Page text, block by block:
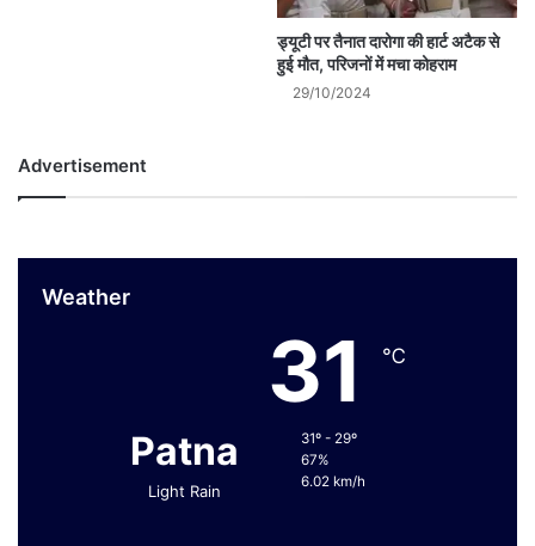
ड्यूटी पर तैनात दारोगा की हार्ट अटैक से
हुई मौत, परिजनों में मचा कोहराम
29/10/2024
Advertisement
Weather
Patna
Light Rain
31 ℃
31º - 29º
67%
6.02 km/h